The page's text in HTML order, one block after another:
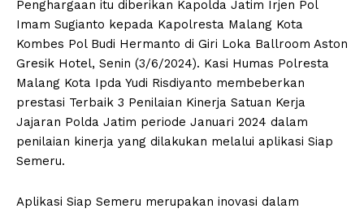
Penghargaan itu diberikan Kapolda Jatim Irjen Pol
Imam Sugianto kepada Kapolresta Malang Kota
Kombes Pol Budi Hermanto di Giri Loka Ballroom Aston
Gresik Hotel, Senin (3/6/2024). Kasi Humas Polresta
Malang Kota Ipda Yudi Risdiyanto membeberkan
prestasi Terbaik 3 Penilaian Kinerja Satuan Kerja
Jajaran Polda Jatim periode Januari 2024 dalam
penilaian kinerja yang dilakukan melalui aplikasi Siap
Semeru.
Aplikasi Siap Semeru merupakan inovasi dalam